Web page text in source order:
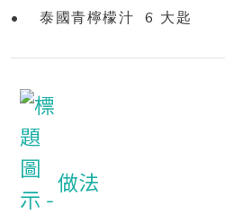
• 泰國青檸檬汁 6 大匙
做法